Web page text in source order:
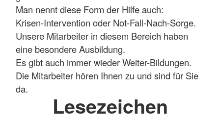
Man nennt diese Form der Hilfe auch:
Krisen-Intervention oder Not-Fall-Nach-Sorge.
Unsere Mitarbeiter in diesem Bereich haben
eine besondere Ausbildung.
Es gibt auch immer wieder Weiter-Bildungen.
Die Mitarbeiter hören Ihnen zu und sind für Sie
da.
Lesezeichen